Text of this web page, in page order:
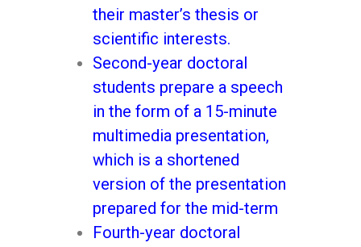
their master’s thesis or
scientific interests.
Second-year doctoral
students prepare a speech
in the form of a 15-minute
multimedia presentation,
which is a shortened
version of the presentation
prepared for the mid-term
Fourth-year doctoral